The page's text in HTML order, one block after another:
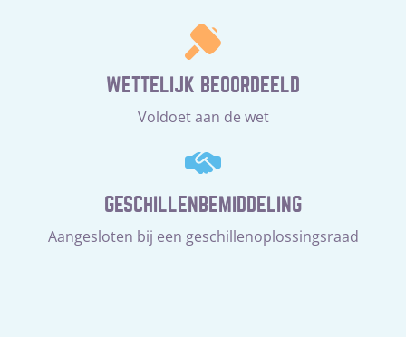
WETTELIJK BEOORDEELD
Voldoet aan de wet
GESCHILLENBEMIDDELING
Aangesloten bij een geschillenoplossingsraad